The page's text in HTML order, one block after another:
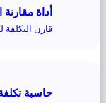
أداة
قارن
حاسبة